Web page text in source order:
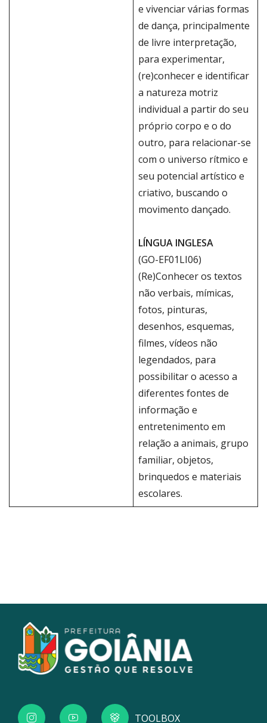
e vivenciar várias formas
de dança, principalmente
de livre interpretação,
para experimentar,
(re)conhecer e identificar
a natureza motriz
individual a partir do seu
próprio corpo e o do
outro, para relacionar-se
com o universo rítmico e
seu potencial artístico e
criativo, buscando o
movimento dançado.
LÍNGUA INGLESA
(GO-EF01LI06)
(Re)Conhecer os textos
não verbais, mímicas,
fotos, pinturas,
desenhos, esquemas,
filmes, vídeos não
legendados, para
possibilitar o acesso a
diferentes fontes de
informação e
entretenimento em
relação a animais, grupo
familiar, objetos,
brinquedos e materiais
escolares.
TOOLBOX